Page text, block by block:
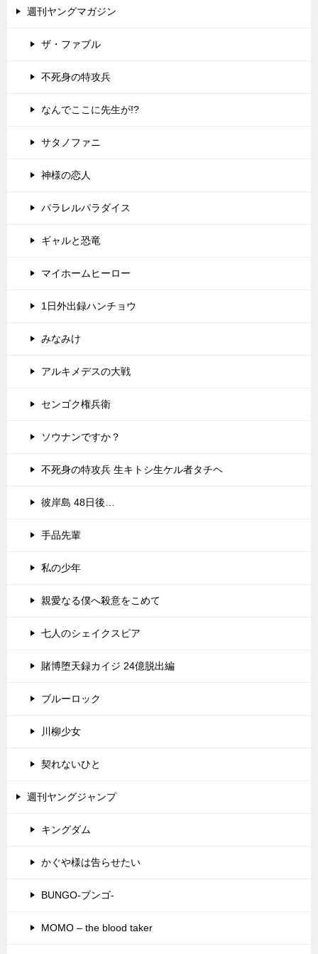
週刊ヤングマガジン
ザ・ファブル
不死身の特攻兵
なんでここに先生が!?
サタノファニ
神様の恋人
パラレルパラダイス
ギャルと恐竜
マイホームヒーロー
1日外出録ハンチョウ
みなみけ
アルキメデスの大戦
センゴク権兵衛
ソウナンですか？
不死身の特攻兵 生キトシ生ケル者タチヘ
彼岸島 48日後…
手品先輩
私の少年
親愛なる僕へ殺意をこめて
七人のシェイクスピア
賭博堕天録カイジ 24億脱出編
ブルーロック
川柳少女
契れないひと
週刊ヤングジャンプ
キングダム
かぐや様は告らせたい
BUNGO-ブンゴ-
MOMO – the blood taker